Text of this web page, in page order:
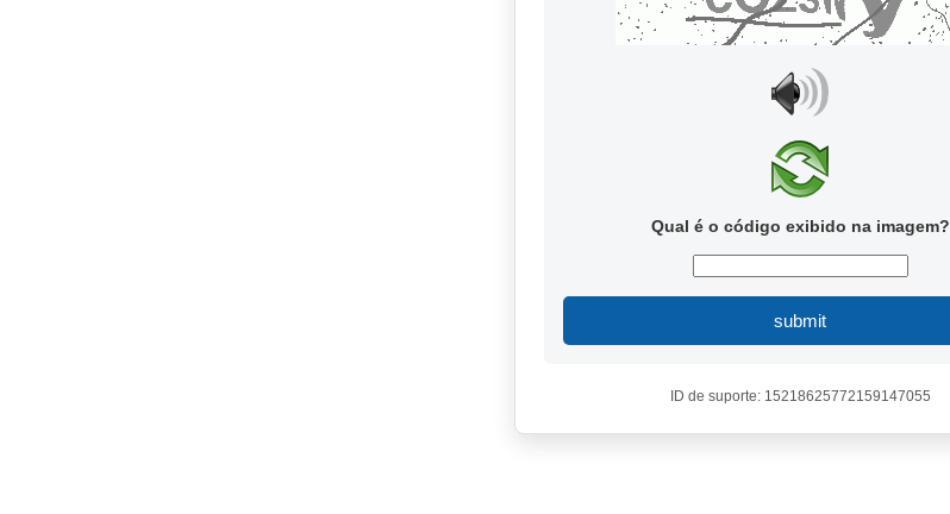
Qual é o código exibido na imagem?
submit
ID de suporte: 15218625772159147055